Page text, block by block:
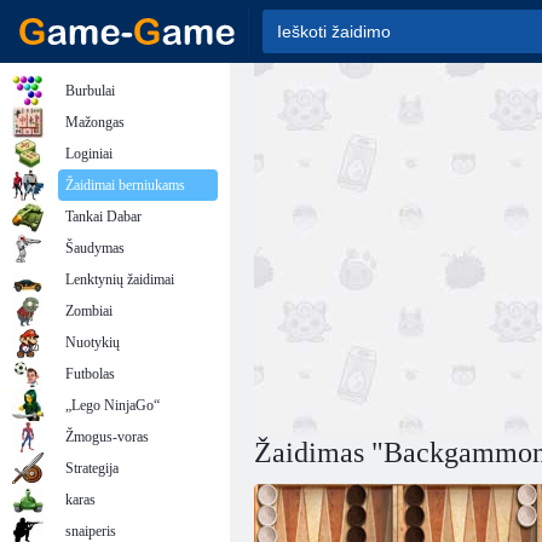
Žaidimas
Burbulai
Mažongas
Loginiai
Žaidimai berniukams
Tankai Dabar
Šaudymas
Lenktynių žaidimai
Zombiai
Nuotykių
Futbolas
„Lego NinjaGo“
Žmogus-voras
Strategija
karas
snaiperis